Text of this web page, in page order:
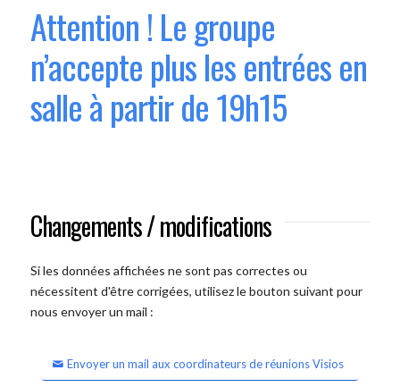
Attention ! Le groupe
n’accepte plus les entrées en
salle à partir de 19h15
Changements / modifications
Si les données affichées ne sont pas correctes ou
nécessitent d'être corrigées, utilisez le bouton suivant pour
nous envoyer un mail :
Envoyer un mail aux coordinateurs de réunions Visios